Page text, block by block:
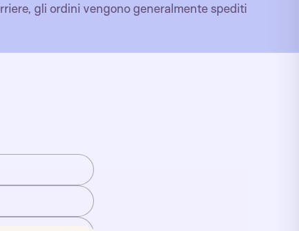
gli ordini vengono generalmente spediti